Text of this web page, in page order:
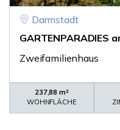
Darmstadt
GARTENPARADIES
Zweifamilienhaus
237,88 m²
WOHNFLÄCHE